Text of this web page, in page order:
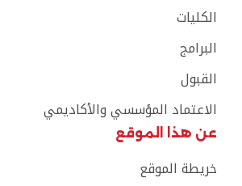
الكليات
البرامج
القبول
الاعتماد المؤسسي والأكاديمي
عن هذا الموقع
خريطة الموقع